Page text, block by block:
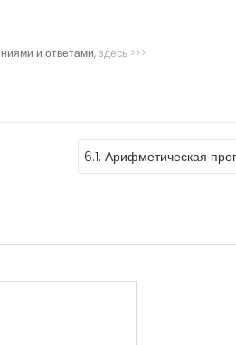
и ответами,здесь >>>
6.1. Арифметическая